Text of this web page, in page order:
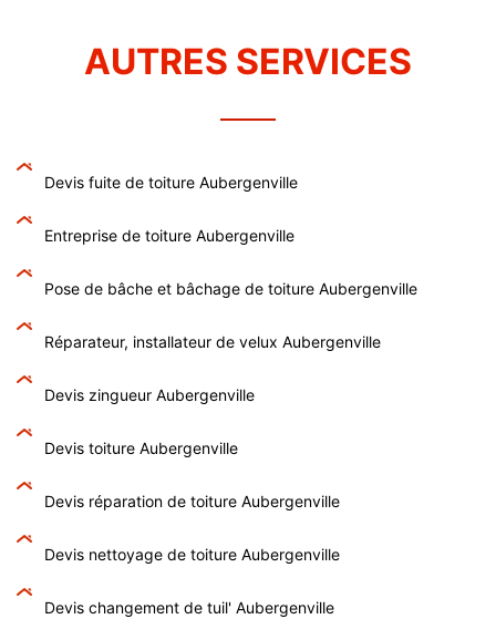
AUTRES SERVICES
Devis fuite de toiture Aubergenville
Entreprise de toiture Aubergenville
Pose de bâche et bâchage de toiture Aubergenville
Réparateur, installateur de velux Aubergenville
Devis zingueur Aubergenville
Devis toiture Aubergenville
Devis réparation de toiture Aubergenville
Devis nettoyage de toiture Aubergenville
Devis changement de tuil' Aubergenville